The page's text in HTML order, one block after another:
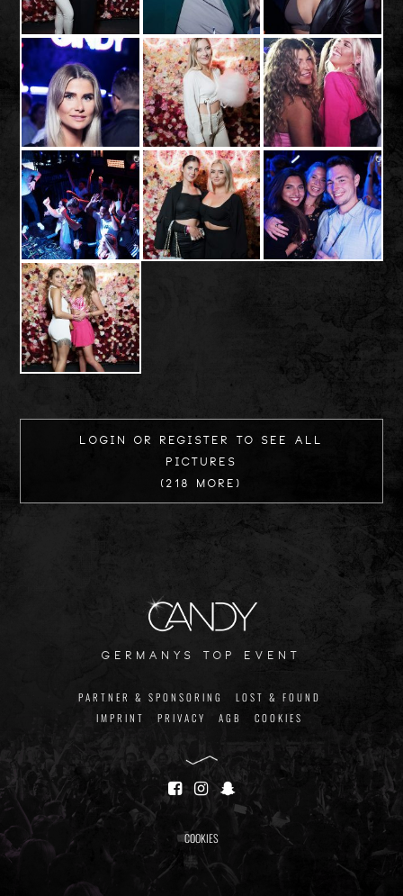
Login or register to see all
Pictures
(218 more)
PARTNER & SPONSORING LOST & FOUND
germanys top event
IMPRINT PRIVACY AGB COOKIES
COOKIES